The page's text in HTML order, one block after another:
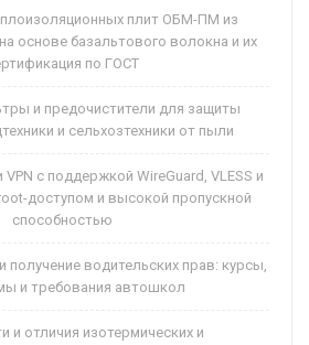
плит ОБМ-ПМ из
основе базальтового волокна и их
по ГОСТ
и предочистители для защиты
и сельхозтехники от пыли
VPN с поддержкой WireGuard, VLESS и
доступом и высокой пропускной
способностью
водительских прав: курсы,
и требования автошкол
и отличия изотермических и